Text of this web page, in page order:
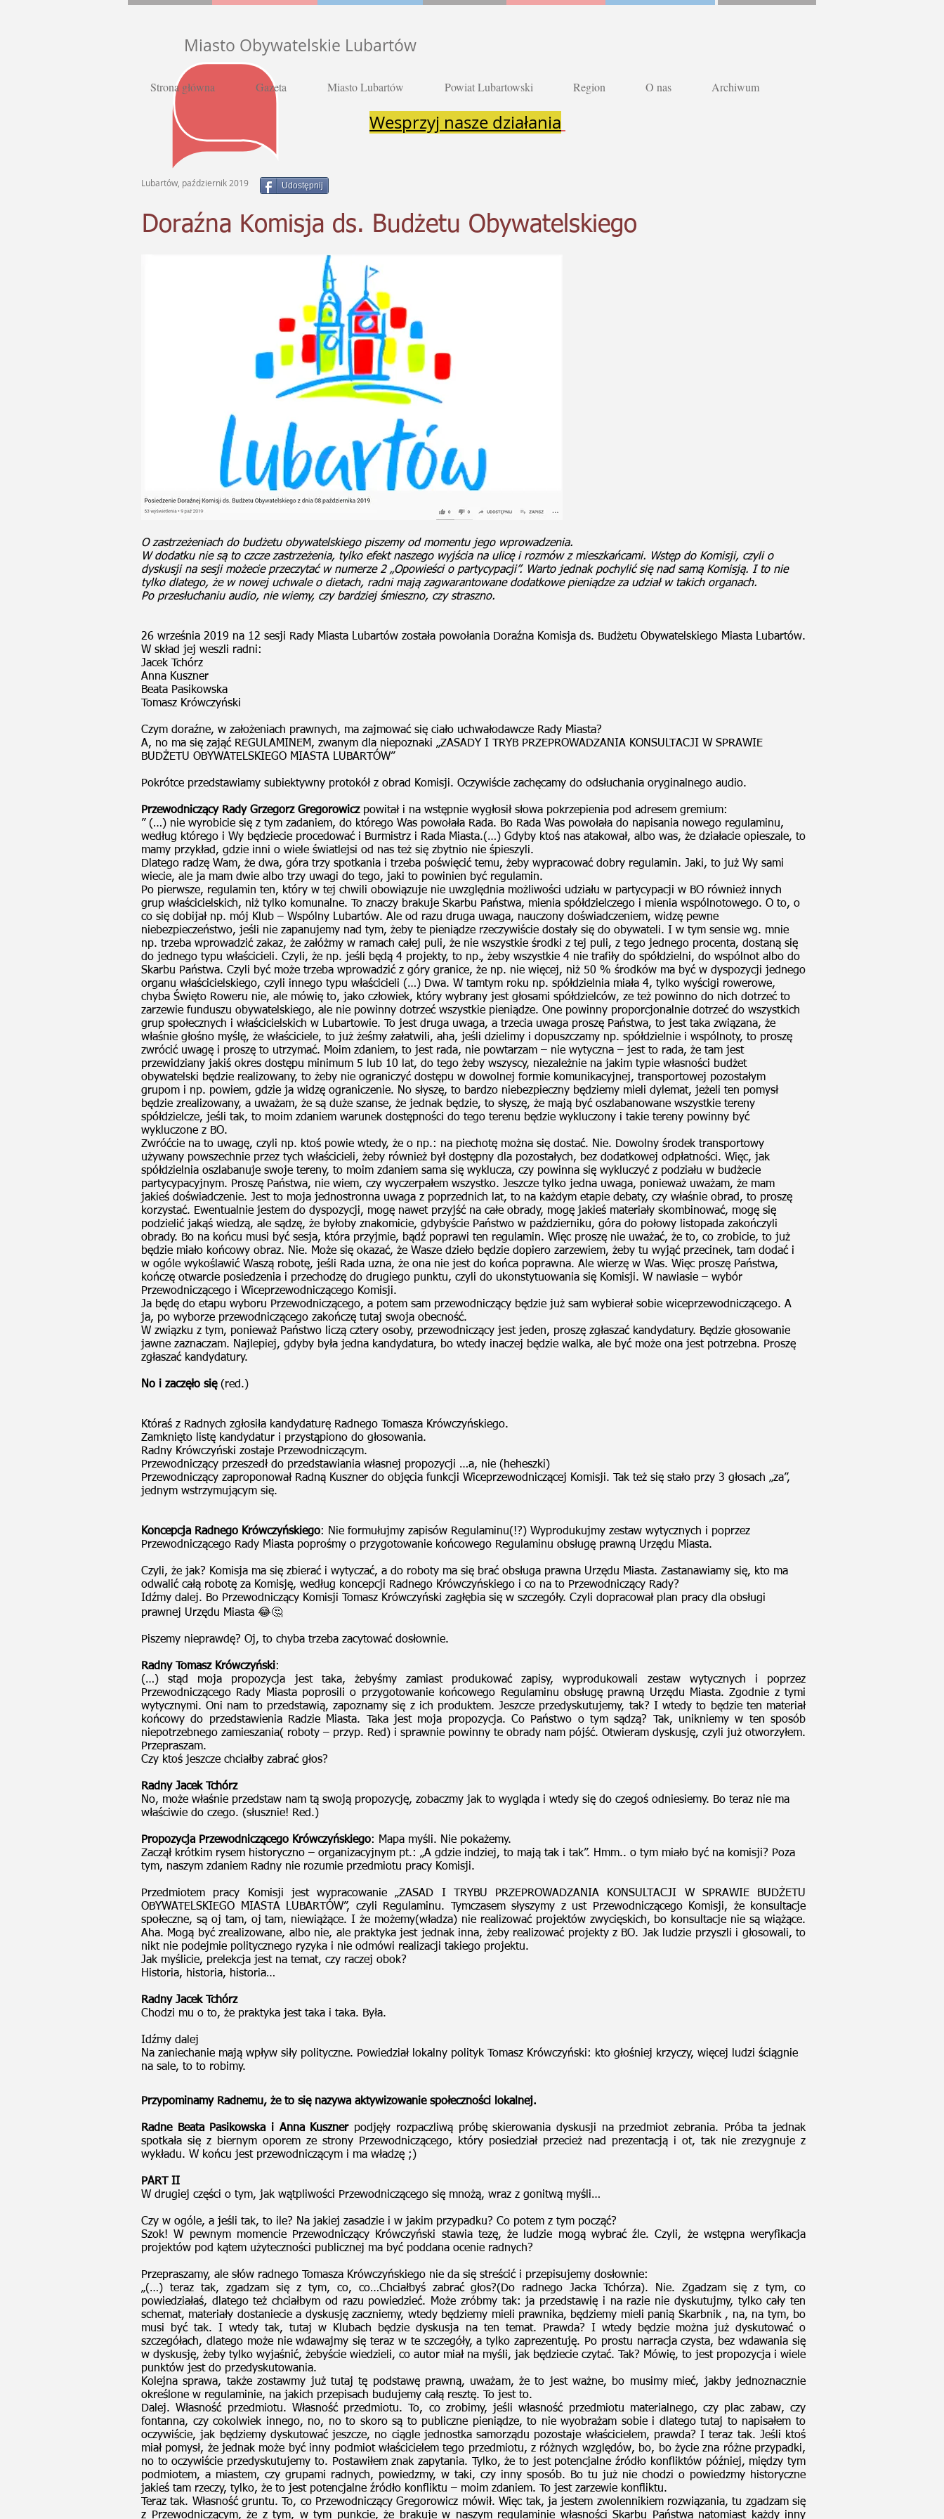
Miasto Obywatelskie Lubartów
Strona główna Gazeta Miasto Lubartów Powiat Lubartowski Region O nas Archiwum
Wesprzyj nasze działania
Lubartów, październik 2019 Udostępnij
Doraźna Komisja ds. Budżetu Obywatelskiego
O zastrzeżeniach do budżetu obywatelskiego piszemy od momentu jego wprowadzenia.
W dodatku nie są to czcze zastrzeżenia, tylko efekt naszego wyjścia na ulicę i rozmów z mieszkańcami. Wstęp do Komisji, czyli o
dyskusji na sesji możecie przeczytać w numerze 2 „Opowieści o partycypacji”. Warto jednak pochylić się nad samą Komisją. I to nie
tylko dlatego, że w nowej uchwale o dietach, radni mają zagwarantowane dodatkowe pieniądze za udział w takich organach.
Po przesłuchaniu audio, nie wiemy, czy bardziej śmieszno, czy straszno.
26 września 2019 na 12 sesji Rady Miasta Lubartów została powołania Doraźna Komisja ds. Budżetu Obywatelskiego Miasta Lubartów.
W skład jej weszli radni:
Jacek Tchórz
Anna Kuszner
Beata Pasikowska
Tomasz Krówczyński
Czym doraźne, w założeniach prawnych, ma zajmować się ciało uchwałodawcze Rady Miasta?
A, no ma się zająć REGULAMINEM, zwanym dla niepoznaki „ZASADY I TRYB PRZEPROWADZANIA KONSULTACJI W SPRAWIE
BUDŻETU OBYWATELSKIEGO MIASTA LUBARTÓW”
Pokrótce przedstawiamy subiektywny protokół z obrad Komisji. Oczywiście zachęcamy do odsłuchania oryginalnego audio.
Przewodniczący Rady Grzegorz Gregorowiczpowitał i na wstępnie wygłosił słowa pokrzepienia pod adresem gremium:
” (…) nie wyrobicie się z tym zadaniem, do którego Was powołała Rada. Bo Rada Was powołała do napisania nowego regulaminu,
według którego i Wy będziecie procedować i Burmistrz i Rada Miasta.(…) Gdyby ktoś nas atakował, albo was, że działacie opieszale, to
mamy przykład, gdzie inni o wiele światlejsi od nas też się zbytnio nie śpieszyli.
Dlatego radzę Wam, że dwa, góra trzy spotkania i trzeba poświęcić temu, żeby wypracować dobry regulamin. Jaki, to już Wy sami
wiecie, ale ja mam dwie albo trzy uwagi do tego, jaki to powinien być regulamin.
Po pierwsze, regulamin ten, który w tej chwili obowiązuje nie uwzględnia możliwości udziału w partycypacji w BO również innych
grup właścicielskich, niż tylko komunalne. To znaczy brakuje Skarbu Państwa, mienia spółdzielczego i mienia wspólnotowego. O to, o
co się dobijał np. mój Klub – Wspólny Lubartów. Ale od razu druga uwaga, nauczony doświadczeniem, widzę pewne
niebezpieczeństwo, jeśli nie zapanujemy nad tym, żeby te pieniądze rzeczywiście dostały się do obywateli. I w tym sensie wg. mnie
np. trzeba wprowadzić zakaz, że załóżmy w ramach całej puli, że nie wszystkie środki z tej puli, z tego jednego procenta, dostaną się
do jednego typu właścicieli. Czyli, że np. jeśli będą 4 projekty, to np., żeby wszystkie 4 nie trafiły do spółdzielni, do wspólnot albo do
Skarbu Państwa. Czyli być może trzeba wprowadzić z góry granice, że np. nie więcej, niż 50 % środków ma być w dyspozycji jednego
organu właścicielskiego, czyli innego typu właścicieli (…) Dwa. W tamtym roku np. spółdzielnia miała 4, tylko wyścigi rowerowe,
chyba Święto Roweru nie, ale mówię to, jako człowiek, który wybrany jest głosami spółdzielców, ze też powinno do nich dotrzeć to
zarzewie funduszu obywatelskiego, ale nie powinny dotrzeć wszystkie pieniądze. One powinny proporcjonalnie dotrzeć do wszystkich
grup społecznych i właścicielskich w Lubartowie. To jest druga uwaga, a trzecia uwaga proszę Państwa, to jest taka związana, że
właśnie głośno myślę, że właściciele, to już żeśmy załatwili, aha, jeśli dzielimy i dopuszczamy np. spółdzielnie i wspólnoty, to proszę
zwrócić uwagę i proszę to utrzymać. Moim zdaniem, to jest rada, nie powtarzam – nie wytyczna – jest to rada, że tam jest
przewidziany jakiś okres dostępu minimum 5 lub 10 lat, do tego żeby wszyscy, niezależnie na jakim typie własności budżet
obywatelski będzie realizowany, to żeby nie ograniczyć dostępu w dowolnej formie komunikacyjnej, transportowej pozostałym
grupom i np. powiem, gdzie ja widzę ograniczenie. No słyszę, to bardzo niebezpieczny będziemy mieli dylemat, jeżeli ten pomysł
będzie zrealizowany, a uważam, że są duże szanse, że jednak będzie, to słyszę, że mają być oszlabanowane wszystkie tereny
spółdzielcze, jeśli tak, to moim zdaniem warunek dostępności do tego terenu będzie wykluczony i takie tereny powinny być
wykluczone z BO.
Zwróćcie na to uwagę, czyli np. ktoś powie wtedy, że o np.: na piechotę można się dostać. Nie. Dowolny środek transportowy
używany powszechnie przez tych właścicieli, żeby również był dostępny dla pozostałych, bez dodatkowej odpłatności. Więc, jak
spółdzielnia oszlabanuje swoje tereny, to moim zdaniem sama się wyklucza, czy powinna się wykluczyć z podziału w budżecie
partycypacyjnym. Proszę Państwa, nie wiem, czy wyczerpałem wszystko. Jeszcze tylko jedna uwaga, ponieważ uważam, że mam
jakieś doświadczenie. Jest to moja jednostronna uwaga z poprzednich lat, to na każdym etapie debaty, czy właśnie obrad, to proszę
korzystać. Ewentualnie jestem do dyspozycji, mogę nawet przyjść na całe obrady, mogę jakieś materiały skombinować, mogę się
podzielić jakąś wiedzą, ale sądzę, że byłoby znakomicie, gdybyście Państwo w październiku, góra do połowy listopada zakończyli
obrady. Bo na końcu musi być sesja, która przyjmie, bądź poprawi ten regulamin. Więc proszę nie uważać, że to, co zrobicie, to już
będzie miało końcowy obraz. Nie. Może się okazać, że Wasze dzieło będzie dopiero zarzewiem, żeby tu wyjąć przecinek, tam dodać i
w ogóle wykoślawić Waszą robotę, jeśli Rada uzna, że ona nie jest do końca poprawna. Ale wierzę w Was. Więc proszę Państwa,
kończę otwarcie posiedzenia i przechodzę do drugiego punktu, czyli do ukonstytuowania się Komisji. W nawiasie – wybór
Przewodniczącego i Wiceprzewodniczącego Komisji.
Ja będę do etapu wyboru Przewodniczącego, a potem sam przewodniczący będzie już sam wybierał sobie wiceprzewodniczącego. A
ja, po wyborze przewodniczącego zakończę tutaj swoja obecność.
W związku z tym, ponieważ Państwo liczą cztery osoby, przewodniczący jest jeden, proszę zgłaszać kandydatury. Będzie głosowanie
jawne zaznaczam. Najlepiej, gdyby była jedna kandydatura, bo wtedy inaczej będzie walka, ale być może ona jest potrzebna. Proszę
zgłaszać kandydatury.
No i zaczęło się(red.)
Któraś z Radnych zgłosiła kandydaturę Radnego Tomasza Krówczyńskiego.
Zamknięto listę kandydatur i przystąpiono do głosowania.
Radny Krówczyński zostaje Przewodniczącym.
Przewodniczący przeszedł do przedstawiania własnej propozycji …a, nie (heheszki)
Przewodniczący zaproponował Radną Kuszner do objęcia funkcji Wiceprzewodniczącej Komisji. Tak też się stało przy 3 głosach „za”,
jednym wstrzymującym się.
Koncepcja Radnego Krówczyńskiego: Nie formułujmy zapisów Regulaminu(!?) Wyprodukujmy zestaw wytycznych i poprzez
Przewodniczącego Rady Miasta poprośmy o przygotowanie końcowego Regulaminu obsługę prawną Urzędu Miasta.
Czyli, że jak? Komisja ma się zbierać i wytyczać, a do roboty ma się brać obsługa prawna Urzędu Miasta. Zastanawiamy się, kto ma
odwalić całą robotę za Komisję, według koncepcji Radnego Krówczyńskiego i co na to Przewodniczący Rady?
Idźmy dalej. Bo Przewodniczący Komisji Tomasz Krówczyński zagłębia się w szczegóły. Czyli dopracował plan pracy dla obsługi
prawnej Urzędu Miasta 😂🤔
Piszemy nieprawdę? Oj, to chyba trzeba zacytować dosłownie.
Radny Tomasz Krówczyński:
(…) stąd moja propozycja jest taka, żebyśmy zamiast produkować zapisy, wyprodukowali zestaw wytycznych i poprzez
Przewodniczącego Rady Miasta poprosili o przygotowanie końcowego Regulaminu obsługę prawną Urzędu Miasta. Zgodnie z tymi
wytycznymi. Oni nam to przedstawią, zapoznamy się z ich produktem. Jeszcze przedyskutujemy, tak? I wtedy to będzie ten materiał
końcowy do przedstawienia Radzie Miasta. Taka jest moja propozycja. Co Państwo o tym sądzą? Tak, unikniemy w ten sposób
niepotrzebnego zamieszania( roboty – przyp. Red) i sprawnie powinny te obrady nam pójść. Otwieram dyskusję, czyli już otworzyłem.
Przepraszam.
Czy ktoś jeszcze chciałby zabrać głos?
Radny Jacek Tchórz
No, może właśnie przedstaw nam tą swoją propozycję, zobaczmy jak to wygląda i wtedy się do czegoś odniesiemy. Bo teraz nie ma
właściwie do czego. (słusznie! Red.)
Propozycja Przewodniczącego Krówczyńskiego: Mapa myśli. Nie pokażemy.
Zaczął krótkim rysem historyczno – organizacyjnym pt.: „A gdzie indziej, to mają tak i tak”. Hmm.. o tym miało być na komisji? Poza
tym, naszym zdaniem Radny nie rozumie przedmiotu pracy Komisji.
Przedmiotem pracy Komisji jest wypracowanie „ZASAD I TRYBU PRZEPROWADZANIA KONSULTACJI W SPRAWIE BUDŻETU
OBYWATELSKIEGO MIASTA LUBARTÓW”, czyli Regulaminu. Tymczasem słyszymy z ust Przewodniczącego Komisji, że konsultacje
społeczne, są oj tam, oj tam, niewiążące. I że możemy(władza) nie realizować projektów zwycięskich, bo konsultacje nie są wiążące.
Aha. Mogą być zrealizowane, albo nie, ale praktyka jest jednak inna, żeby realizować projekty z BO. Jak ludzie przyszli i głosowali, to
nikt nie podejmie politycznego ryzyka i nie odmówi realizacji takiego projektu.
Jak myślicie, prelekcja jest na temat, czy raczej obok?
Historia, historia, historia…
Radny Jacek Tchórz
Chodzi mu o to, że praktyka jest taka i taka. Była.
Idźmy dalej
Na zaniechanie mają wpływ siły polityczne. Powiedział lokalny polityk Tomasz Krówczyński: kto głośniej krzyczy, więcej ludzi ściągnie
na sale, to to robimy.
Przypominamy Radnemu, że to się nazywa aktywizowanie społeczności lokalnej.
Radne Beata Pasikowska i Anna Kusznerpodjęły rozpaczliwą próbę skierowania dyskusji na przedmiot zebrania. Próba ta jednak
spotkała się z biernym oporem ze strony Przewodniczącego, który posiedział przecież nad prezentacją i ot, tak nie zrezygnuje z
wykładu. W końcu jest przewodniczącym i ma władzę ;)
PART II
W drugiej części o tym, jak wątpliwości Przewodniczącego się mnożą, wraz z gonitwą myśli…
Czy w ogóle, a jeśli tak, to ile? Na jakiej zasadzie i w jakim przypadku? Co potem z tym począć?
Szok! W pewnym momencie Przewodniczący Krówczyński stawia tezę, że ludzie mogą wybrać źle. Czyli, że wstępna weryfikacja
projektów pod kątem użyteczności publicznej ma być poddana ocenie radnych?
Przepraszamy, ale słów radnego Tomasza Krówczyńskiego nie da się streścić i przepisujemy dosłownie:
„(…) teraz tak, zgadzam się z tym, co, co…Chciałbyś zabrać głos?(Do radnego Jacka Tchórza). Nie. Zgadzam się z tym, co
powiedziałaś, dlatego też chciałbym od razu powiedzieć. Może zróbmy tak: ja przedstawię i na razie nie dyskutujmy, tylko cały ten
schemat, materiały dostaniecie a dyskusję zaczniemy, wtedy będziemy mieli prawnika, będziemy mieli panią Skarbnik , na, na tym, bo
musi być tak. I wtedy tak, tutaj w Klubach będzie dyskusja na ten temat. Prawda? I wtedy będzie można już dyskutować o
szczegółach, dlatego może nie wdawajmy się teraz w te szczegóły, a tylko zaprezentuję. Po prostu narracja czysta, bez wdawania się
w dyskusję, żeby tylko wyjaśnić, żebyście wiedzieli, co autor miał na myśli, jak będziecie czytać. Tak? Mówię, to jest propozycja i wiele
punktów jest do przedyskutowania.
Kolejna sprawa, także zostawmy już tutaj tę podstawę prawną, uważam, że to jest ważne, bo musimy mieć, jakby jednoznacznie
określone w regulaminie, na jakich przepisach budujemy całą resztę. To jest to.
Dalej. Własność przedmiotu. Własność przedmiotu. To, co zrobimy, jeśli własność przedmiotu materialnego, czy plac zabaw, czy
fontanna, czy cokolwiek innego, no, no to skoro są to publiczne pieniądze, to nie wyobrażam sobie i dlatego tutaj to napisałem to
oczywiście, jak będziemy dyskutować jeszcze, no ciągle jednostka samorządu pozostaje właścicielem, prawda? I teraz tak. Jeśli ktoś
miał pomysł, że jednak może być inny podmiot właścicielem tego przedmiotu, z różnych względów, bo, bo życie zna różne przypadki,
no to oczywiście przedyskutujemy to. Postawiłem znak zapytania. Tylko, że to jest potencjalne źródło konfliktów później, między tym
podmiotem, a miastem, czy grupami radnych, powiedzmy, w taki, czy inny sposób. Bo tu już nie chodzi o powiedzmy historyczne
jakieś tam rzeczy, tylko, że to jest potencjalne źródło konfliktu – moim zdaniem. To jest zarzewie konfliktu.
Teraz tak. Własność gruntu. To, co Przewodniczący Gregorowicz mówił. Więc tak, ja jestem zwolennikiem rozwiązania, tu zgadzam się
z Przewodniczącym, że z tym, w tym punkcie, że brakuje w naszym regulaminie własności Skarbu Państwa natomiast każdy inny